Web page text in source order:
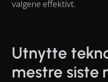
valgene effektivt.
Utnytte
mestre siste